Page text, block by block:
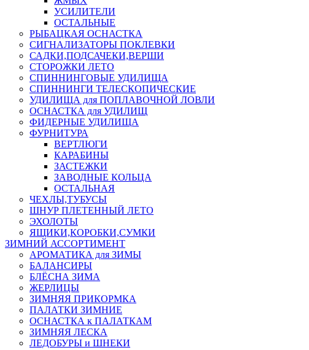
УСИЛИТЕЛИ
ОСТАЛЬНЫЕ
РЫБАЦКАЯ ОСНАСТКА
СИГНАЛИЗАТОРЫ ПОКЛЕВКИ
САДКИ,ПОДСАЧЕКИ,ВЕРШИ
СТОРОЖКИ ЛЕТО
СПИННИНГОВЫЕ УДИЛИЩА
СПИННИНГИ ТЕЛЕСКОПИЧЕСКИЕ
УДИЛИЩА для ПОПЛАВОЧНОЙ ЛОВЛИ
ОСНАСТКА для УДИЛИЩ
ФИДЕРНЫЕ УДИЛИЩА
ФУРНИТУРА
ВЕРТЛЮГИ
КАРАБИНЫ
ЗАСТЕЖКИ
ЗАВОДНЫЕ КОЛЬЦА
ОСТАЛЬНАЯ
ЧЕХЛЫ,ТУБУСЫ
ШНУР ПЛЕТЕННЫЙ ЛЕТО
ЭХОЛОТЫ
ЯЩИКИ,КОРОБКИ,СУМКИ
ЗИМНИЙ АССОРТИМЕНТ
АРОМАТИКА для ЗИМЫ
БАЛАНСИРЫ
БЛЁСНА ЗИМА
ЖЕРЛИЦЫ
ЗИМНЯЯ ПРИКОРМКА
ПАЛАТКИ ЗИМНИЕ
ОСНАСТКА к ПАЛАТКАМ
ЗИМНЯЯ ЛЕСКА
ЛЕДОБУРЫ и ШНЕКИ